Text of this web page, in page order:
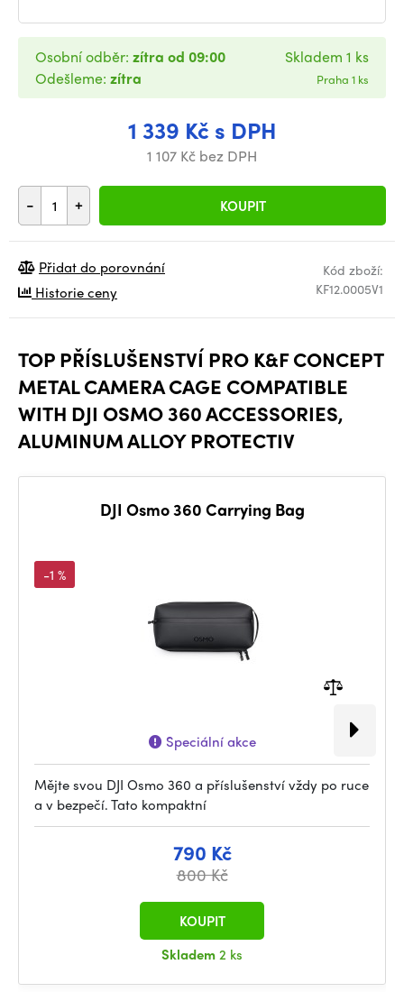
1 339 Kč s DPH
1 107 Kč bez DPH
- + KOUPIT
Osobní odběr: zítra od 09:00
Odešleme: zítra
Skladem 1 ks
Praha 1 ks
Kód zboží:
KF12.0005V1
Přidat do porovnání
Historie ceny
TOP PŘÍSLUŠENSTVÍ PRO K&F CONCEPT
METAL CAMERA CAGE COMPATIBLE
WITH DJI OSMO 360 ACCESSORIES,
ALUMINUM ALLOY PROTECTIV
DJI Osmo 360 Carrying Bag
-1 %
Speciální akce
Mějte svou DJI Osmo 360 a příslušenství vždy po ruce
a v bezpečí. Tato kompaktní
790 Kč
800 Kč
Skladem2 ks
KOUPIT